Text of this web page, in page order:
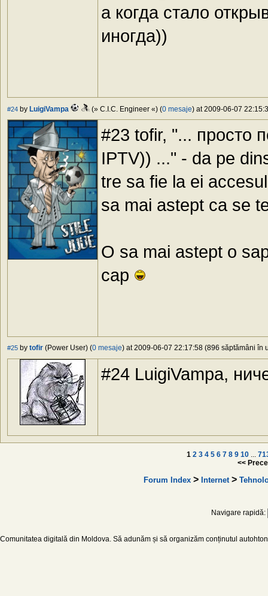
а когда стало
иногда))
#24 by LuigiVampa (» C.I.C. Engineer «) (0 mesaje) at 2009-06-07
#23 tofir, "... просто
IPTV)) ..." - da pe
tre sa fie la ei
sa mai astept ca se
O sa mai astept o
cap
#25 by tofir (Power User) (0 mesaje) at 2009-06-07 22:17:58 (896 săptămâni în
#24 LuigiVampa,
1 2 3 4 5 6 7 8 9 10 ...
<<
Forum Index> Internet>
Navigare rapidă:
Comunitatea digitală din Moldova. Să adunăm și să organizăm conținutul